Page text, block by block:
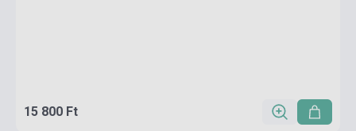
15 800 Ft